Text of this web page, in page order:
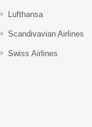
Lufthansa
Scandivavian Airlines
Swiss Airlines